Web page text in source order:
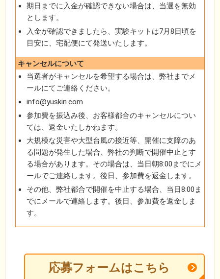
期日までに入金が確認できない場合は、当選を無効
とします。
入金が確認できましたら、実験キットは7月8日頃を
目安に、宅配便にて発送いたします。
キャンセルについて
当選者がキャンセルを希望する場合は、弊社までメ
ールにてご連絡ください。
info@yuskin.com
参加費を振込み後、お客様都合のキャンセルについ
ては、返金いたしかねます。
大規模な災害や大型台風の接近等、開催に支障のあ
る問題が発生した場合、弊社の判断で開催中止とす
る場合があります。その場合は、当日朝8:00までにメ
ールでご連絡します。後日、参加費を返金します。
その他、弊社都合で開催を中止する場合、当日8:00ま
でにメールで連絡します。後日、参加費を返金しま
す。
応募フォームはこちら